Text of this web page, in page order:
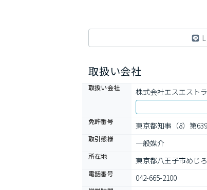
取扱い会社
取扱い会社 株式会社エスエスト
免許番号
東京都知事（8）第
取引態様 一般媒介
所在地 東京都八王子市めじ
電話番号 042-665-2100